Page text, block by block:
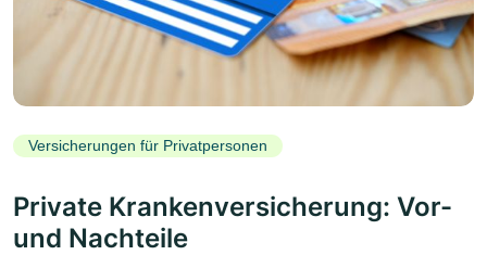
Versicherungen für Privatpersonen
Private Krankenversicherung: Vor-
und Nachteile